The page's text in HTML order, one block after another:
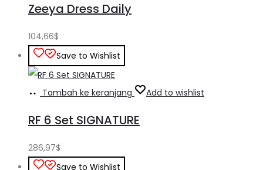
Zeeya Dress Daily
104,66$
Save to Wishlist
Tambah ke keranjang Add to wishlist
RF 6 Set SIGNATURE
286,97$
Save to Wishlist